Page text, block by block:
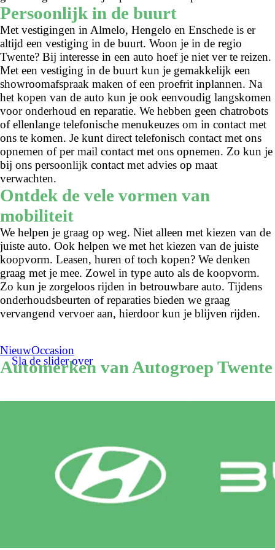
Persoonlijk in de buurt
Met vestigingen in Almelo, Hengelo en Enschede is er
altijd een vestiging in de buurt. Woon je in de regio
Twente? Bij interesse in een auto hoef je niet ver te reizen.
Met een vestiging in de buurt kun je gemakkelijk een
showroomafspraak maken of een proefrit inplannen. Na
het kopen van de auto kun je ook eenvoudig langskomen
voor onderhoud en reparatie. We hebben geen chatrobots
of ellenlange telefonische menukeuzes om in contact met
ons te komen. Je kunt direct telefonisch contact met ons
opnemen of per mail contact met ons opnemen. Zo kun je
bij ons persoonlijk contact met advies op maat
verwachten.
Ontdek de vele vormen van
mobiliteit
We helpen je graag op weg. Niet alleen met kiezen van de
juiste auto. Ook helpen we met het kiezen van de juiste
koopvorm. Leasen, huren of toch kopen? We denken
graag met je mee. Zowel in type auto als de koopvorm.
Zo kun je zorgeloos rijden in betrouwbare auto. Tijdens
onderhoudsbeurten of reparaties bieden we graag
vervangend vervoer aan, hierdoor kun je blijven rijden.
NieuwOccasion
Automerken van Autogroep Twente
Sla de slider over